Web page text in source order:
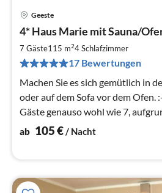
Geeste
4* Haus Marie mit Sauna/
7 Gäste115 m24Schlafzimmer
17 Bewertungen
Machen Sie es sich gemütlich in
oder auf dem Sofa vor dem Ofen. :-) Bei uns fühlen
Gäste genauso wohl wie 7,
Zimmeraufteilung.
ab 105€/ Nacht